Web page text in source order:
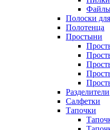
Полоски
Полотенца
Простыни
Разделители
Салфетки
Тапочки